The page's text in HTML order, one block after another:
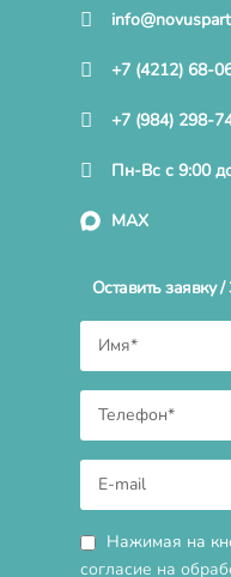
+7 (4212) 68-
+7 (984) 298-
Пн-Вс с 9:00
MAX
Оставить заявку
Нажимая на
согласие на